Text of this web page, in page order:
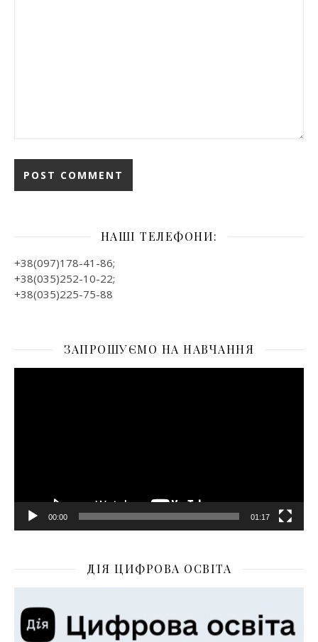
НАШІ ТЕЛЕФОНИ:
+38(097)178-41-86;
+38(035)252-10-22;
+38(035)225-75-88
ЗАПРОШУЄМО НА НАВЧАННЯ
Відеопрогравач
00:00 01:17
ДІЯ ЦИФРОВА ОСВІТА